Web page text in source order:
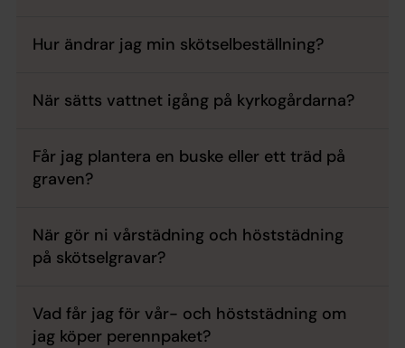
Hur ändrar jag min skötselbeställning?
När sätts vattnet igång på kyrkogårdarna?
Får jag plantera en buske eller ett träd på
graven?
När gör ni vårstädning och höststädning
på skötselgravar?
Vad får jag för vår- och höststädning om
jag köper perennpaket?